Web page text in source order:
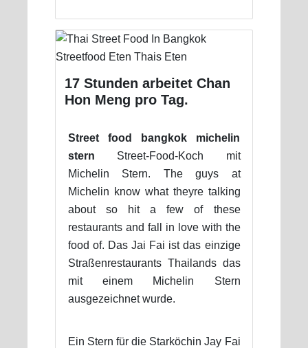
17 Stunden arbeitet Chan
Hon Meng pro Tag.
Street food bangkok michelin
stern Street-Food-Koch mit
Michelin Stern. The guys at
Michelin know what theyre talking
about so hit a few of these
restaurants and fall in love with the
food of. Das Jai Fai ist das einzige
Straßenrestaurants Thailands das
mit einem Michelin Stern
ausgezeichnet wurde.
Ein Stern für die Starköchin Jay Fai